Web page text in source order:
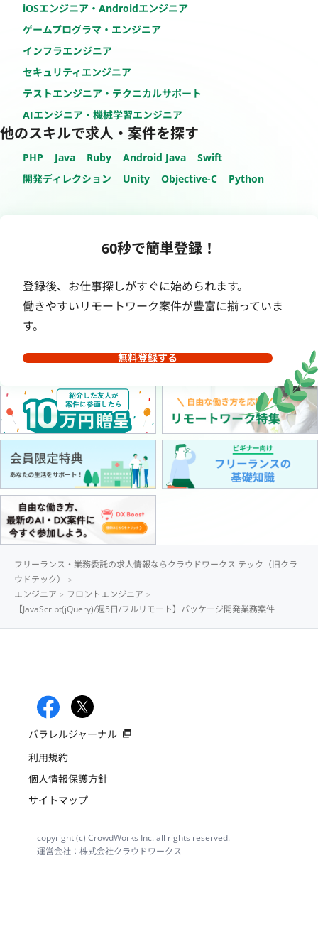
iOSエンジニア・Androidエンジニア
ゲームプログラマ・エンジニア
インフラエンジニア
セキュリティエンジニア
テストエンジニア・テクニカルサポート
AIエンジニア・機械学習エンジニア
他のスキルで求人・案件を探す
PHP Java Ruby Android Java
Swift
開発ディレクション
Unity Objective-C Python
60秒で簡単登録！
登録後、お仕事探しがすぐに始められます。
働きやすいリモートワーク案件が豊富に揃っていま
す。
無料登録する
フリーランス・業務委託の求人情報ならクラウドワークス テック（旧クラ
ウドテック）
エンジニア
フロントエンジニア
【JavaScript(jQuery)/週5日/フルリモート】パッケージ開発業務案件
パラレルジャーナル
利用規約
個人情報保護方針
サイトマップ
copyright (c) CrowdWorks Inc. all rights reserved.
運営会社：株式会社クラウドワークス